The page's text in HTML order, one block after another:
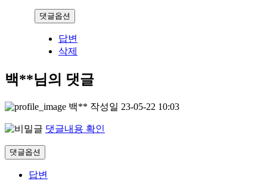
댓글옵션
답변
삭제
백**님의 댓글
백** 작성일 23-05-22 10:03
댓글내용 확인
댓글옵션
답변